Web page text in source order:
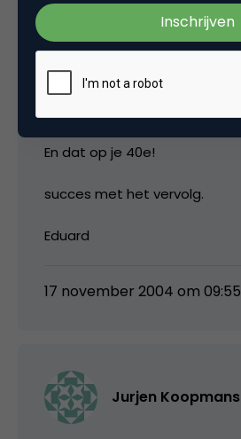
En dat op je 40e!
succes met het vervolg.
Eduard
17 november 2004 om 09:55
Jurjen Koopmans